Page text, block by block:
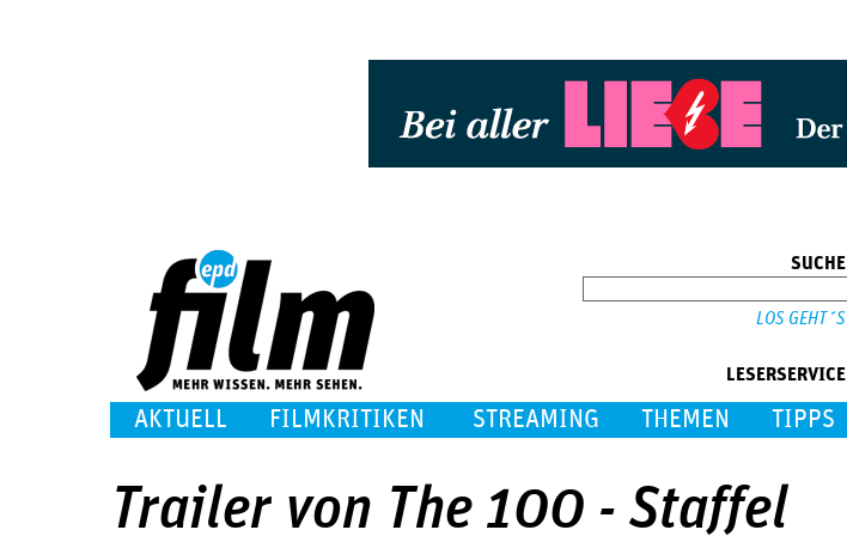
SUCHE
LESERSERVICE
AKTUELL FILMKRITIKEN STREAMING THEMEN TIPPS
Trailer von The 100 - Staffel